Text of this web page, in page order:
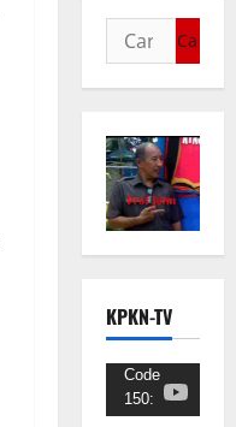
KPKN-TV
Pemutar
Video
Code
150: